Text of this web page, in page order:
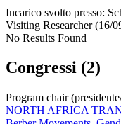
Incarico svolto presso:
Visiting Researcher (16/
No Results Found
Congressi (2)
Program chair
NORTH AFRICA